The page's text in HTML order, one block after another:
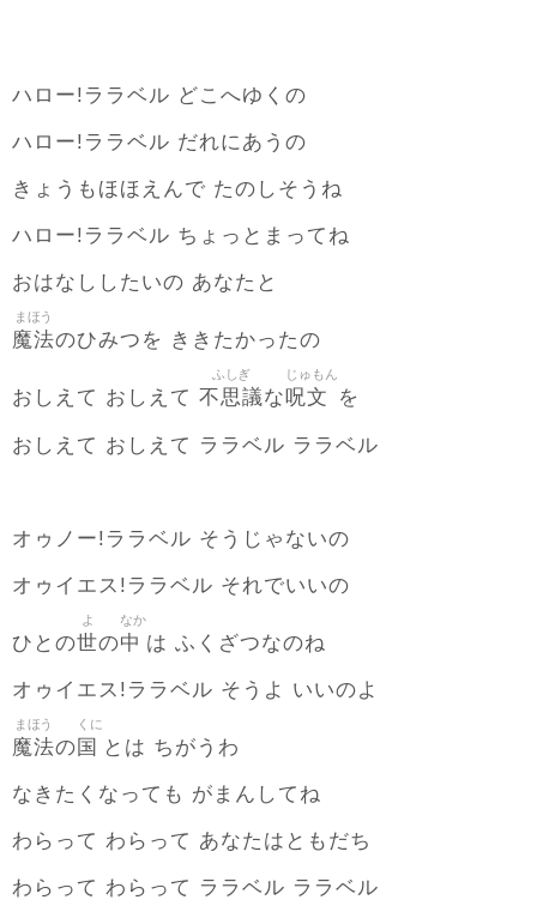
ハロー!ララベル どこへゆくの
ハロー!ララベル だれにあうの
きょうもほほえんで たのしそうね
ハロー!ララベル ちょっとまってね
おはなししたいの あなたと
魔法
まほう
のひみつを ききたかったの
おしえて おしえて 不思議
ふしぎ
な呪文
じゅもん
を
おしえて おしえて ララベル ララベル
オゥノー!ララベル そうじゃないの
オゥイエス!ララベル それでいいの
ひとの世
よ
の中
なか
は ふくざつなのね
オゥイエス!ララベル そうよ いいのよ
魔法
まほう
の国
くに
とは ちがうわ
なきたくなっても がまんしてね
わらって わらって あなたはともだち
わらって わらって ララベル ララベル